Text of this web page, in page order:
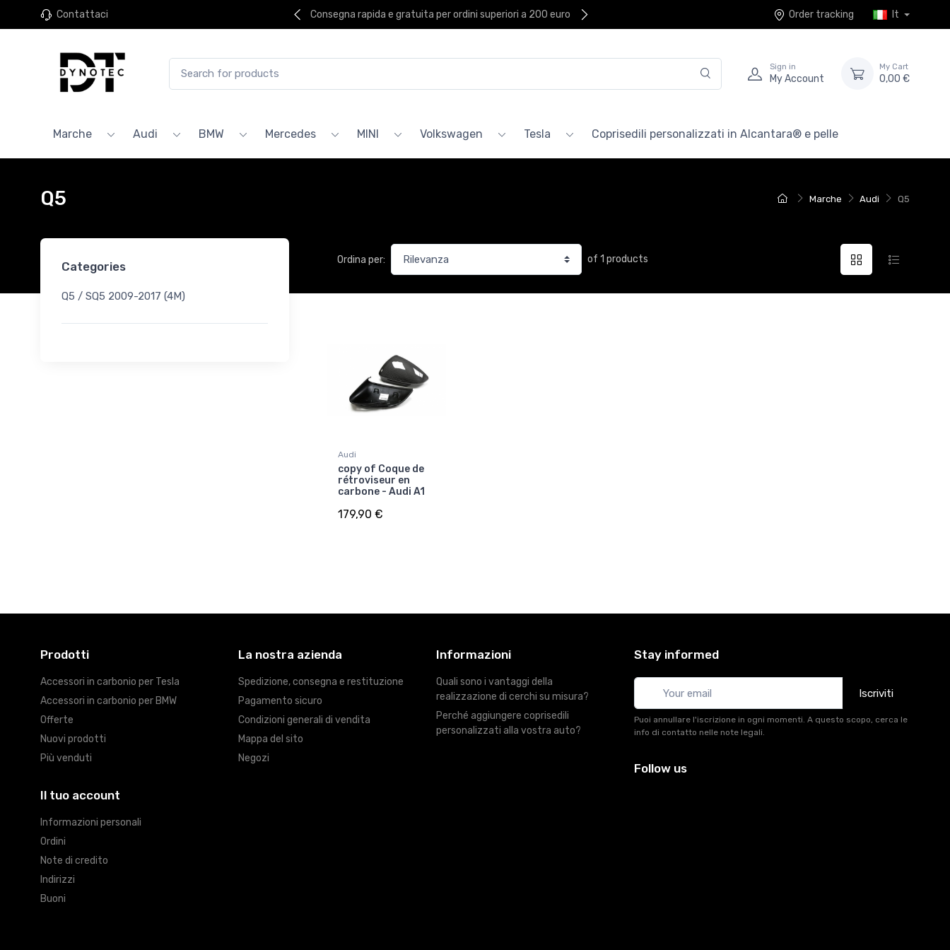
Contattaci Consegna rapida e gratuita per ordini superiori a 200 euro Order tracking It
Sign in
My Account
My Cart
0,00 €
Marche Audi BMW Mercedes MINI Volkswagen Tesla Coprisedili personalizzati in Alcantara® e pelle
Marche Audi Q5
Q5
Categories
Q5 / SQ5 2009-2017 (4M)
Ordina per: of 1 products
Audi
copy of Coque de
rétroviseur en
carbone - Audi A1
179,90 €
Prodotti
Accessori in carbonio per Tesla
Accessori in carbonio per BMW
Offerte
Nuovi prodotti
Più venduti
La nostra azienda
Spedizione, consegna e restituzione
Pagamento sicuro
Condizioni generali di vendita
Mappa del sito
Negozi
Informazioni
Quali sono i vantaggi della
realizzazione di cerchi su misura?
Perché aggiungere coprisedili
personalizzati alla vostra auto?
Il tuo account
Informazioni personali
Ordini
Note di credito
Indirizzi
Buoni
Stay informed
Iscriviti
Puoi annullare l'iscrizione in ogni momenti. A questo scopo, cerca le
info di contatto nelle note legali.
Follow us